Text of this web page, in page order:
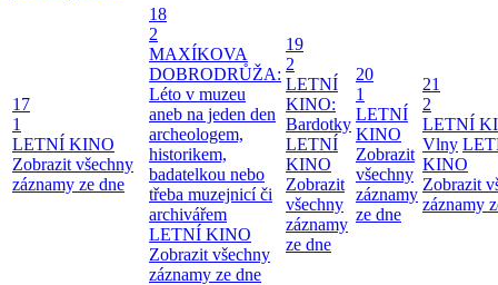
17
1
LETNÍ KINO
Zobrazit všechny
záznamy ze dne
18
2
MAXÍKOVA
DOBRODRŮŽA:
Léto v muzeu
aneb na jeden den
archeologem,
historikem,
badatelkou nebo
třeba muzejnicí či
archivářem
LETNÍ KINO
Zobrazit všechny
záznamy ze dne
19
2
LETNÍ
KINO:
Bardotky
LETNÍ
KINO
Zobrazit
všechny
záznamy
ze dne
20
1
LETNÍ
KINO
Zobrazit
všechny
záznamy
ze dne
21
2
LETNÍ
Vlny
KINO
Zobrazit
záznamy